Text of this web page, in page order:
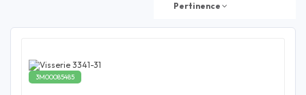
Pertinence
3M00085485